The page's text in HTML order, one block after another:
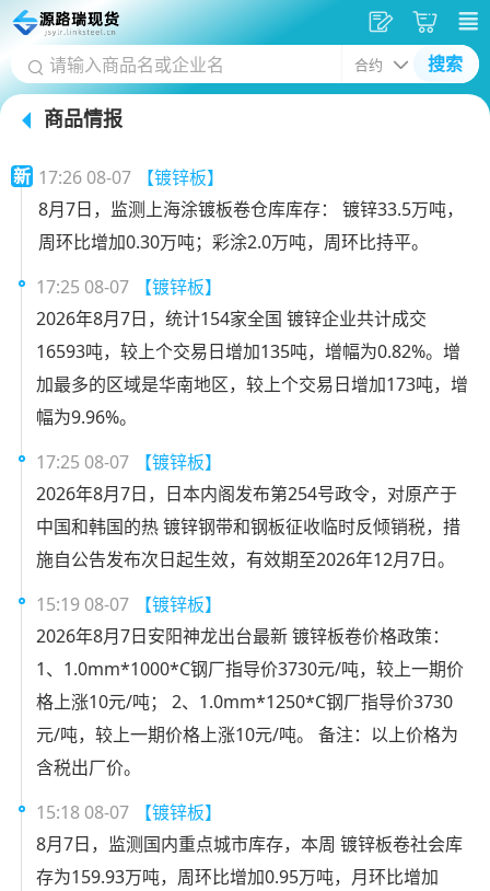
搜索
发
供
采
购
页
商品情报
新 17:26 08-07
【镀锌板】
8月7日，监测上海涂镀板卷仓库库存： 镀锌33.5万吨，
周环比增加0.30万吨；彩涂2.0万吨，周环比持平。
17:25 08-07
【镀锌板】
2026年8月7日，统计154家全国 镀锌企业共计成交
16593吨，较上个交易日增加135吨，增幅为0.82%。增
加最多的区域是华南地区，较上个交易日增加173吨，增
幅为9.96%。
17:25 08-07
【镀锌板】
2026年8月7日，日本内阁发布第254号政令，对原产于
中国和韩国的热 镀锌钢带和钢板征收临时反倾销税，措
施自公告发布次日起生效，有效期至2026年12月7日。
15:19 08-07
【镀锌板】
2026年8月7日安阳神龙出台最新 镀锌板卷价格政策：
1、1.0mm*1000*C钢厂指导价3730元/吨，较上一期价
格上涨10元/吨； 2、1.0mm*1250*C钢厂指导价3730
元/吨，较上一期价格上涨10元/吨。 备注：以上价格为
含税出厂价。
15:18 08-07
【镀锌板】
8月7日，监测国内重点城市库存，本周 镀锌板卷社会库
存为159.93万吨，周环比增加0.95万吨，月环比增加